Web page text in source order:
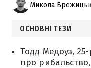
Микола
ОСНОВНІ ТЕЗИ
Тодд Медоуз,
про